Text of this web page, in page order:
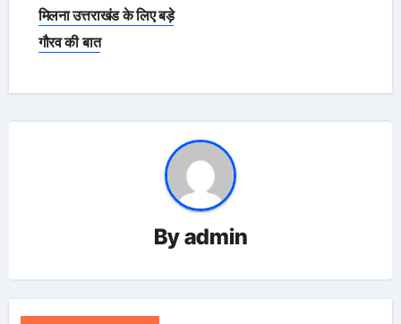
मिलना उत्तराखंड के लिए बड़े
गौरव की बात
Byadmin